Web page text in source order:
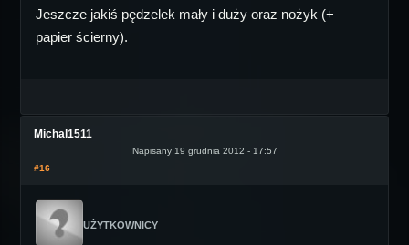
Jeszcze jakiś pędzelek mały i duży oraz nożyk (+
papier ścierny).
Michal1511
Napisany 19 grudnia 2012 - 17:57
#16
UŻYTKOWNICY